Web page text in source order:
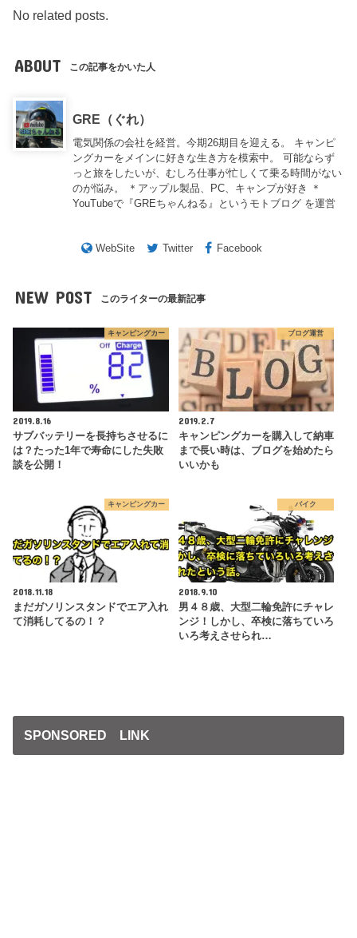
No related posts.
ABOUT この記事をかいた人
GRE（ぐれ）
電気関係の会社を経営。今期26期目を迎える。 キャンピ
ングカーをメインに好きな生き方を模索中。 可能ならず
っと旅をしたいが、むしろ仕事が忙しくて乗る時間がない
のが悩み。 ＊アップル製品、PC、キャンプが好き ＊
YouTubeで『GREちゃんねる』というモトブログ を運営
WebSite Twitter Facebook
NEW POST このライターの最新記事
キャンピングカー
2019.8.16
サブバッテリーを長持ちさせるに
は？たった1年で寿命にした失敗
談を公開！
ブログ運営
2019.2.7
キャンピングカーを購入して納車
まで長い時は、ブログを始めたら
いいかも
キャンピングカー
2018.11.18
まだガソリンスタンドでエア入れ
て消耗してるの！？
バイク
2018.9.10
男４８歳、大型二輪免許にチャレ
ンジ！しかし、卒検に落ちていろ
いろ考えさせられ…
SPONSORED LINK